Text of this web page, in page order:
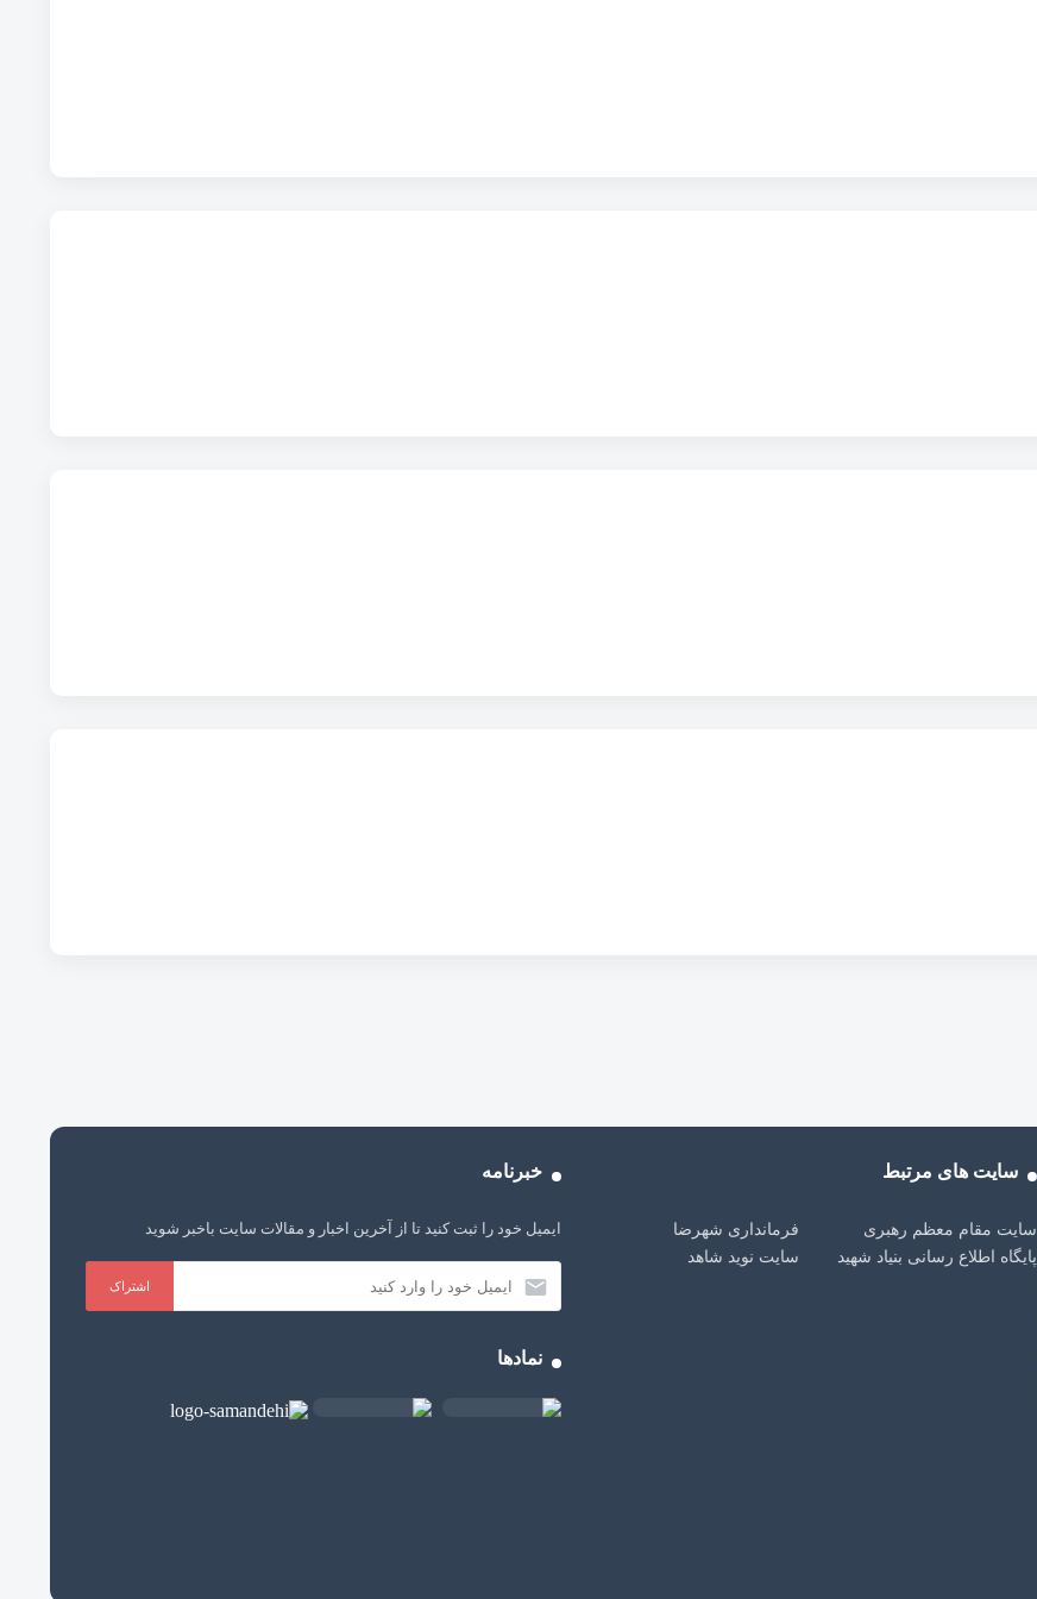
سایت های مرتبط
سایت مقام معظم رهبری
فرمانداری شهرضا
پایگاه اطلاع رسانی بنیاد شهید
سایت نوید شاهد
خبرنامه
ایمیل خود را ثبت کنید تا از آخرین اخبار و مقالات سایت باخبر شوید
نمادها